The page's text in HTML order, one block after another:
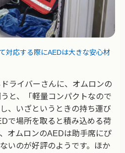
対応する際にAEDは大きな安心材
ライバーさんに、オムロンの
と、「軽量コンパクトなので
、いざというときの持ち運び
で場所を取ると積み込める荷
オムロンのAEDは助手席にぴ
いのが好評のようです。ほか